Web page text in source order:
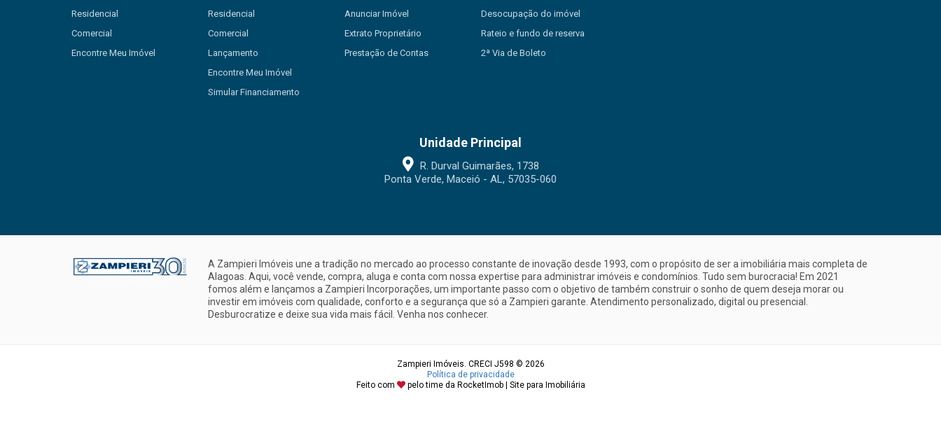
Residencial
Comercial
Encontre Meu Imóvel
Residencial
Comercial
Lançamento
Encontre Meu Imóvel
Simular Financiamento
Anunciar Imóvel
Extrato Proprietário
Prestação de Contas
Desocupação do imóvel
Rateio e fundo de reserva
2ª Via de Boleto
Unidade Principal
R. Durval Guimarães, 1738
Ponta Verde, Maceió - AL, 57035-060
A Zampieri Imóveis une a tradição no mercado ao processo constante de inovação desde 1993, com o propósito de ser a imobiliária mais completa de
Alagoas. Aqui, você vende, compra, aluga e conta com nossa expertise para administrar imóveis e condomínios. Tudo sem burocracia! Em 2021
fomos além e lançamos a Zampieri Incorporações, um importante passo com o objetivo de também construir o sonho de quem deseja morar ou
investir em imóveis com qualidade, conforto e a segurança que só a Zampieri garante. Atendimento personalizado, digital ou presencial.
Desburocratize e deixe sua vida mais fácil. Venha nos conhecer.
Zampieri Imóveis. CRECI J598 © 2026
Política de privacidade
Feito com
pelo time da RocketImob | Site para Imobiliária